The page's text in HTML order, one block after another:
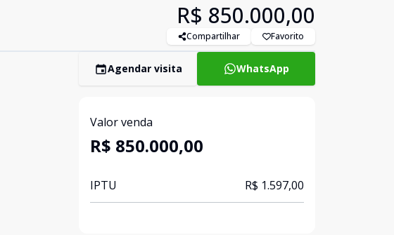
R$ 850.000,00
Compartilhar Favorito
Agendar visita WhatsApp
Valor venda
R$ 850.000,00
IPTU R$ 1.597,00